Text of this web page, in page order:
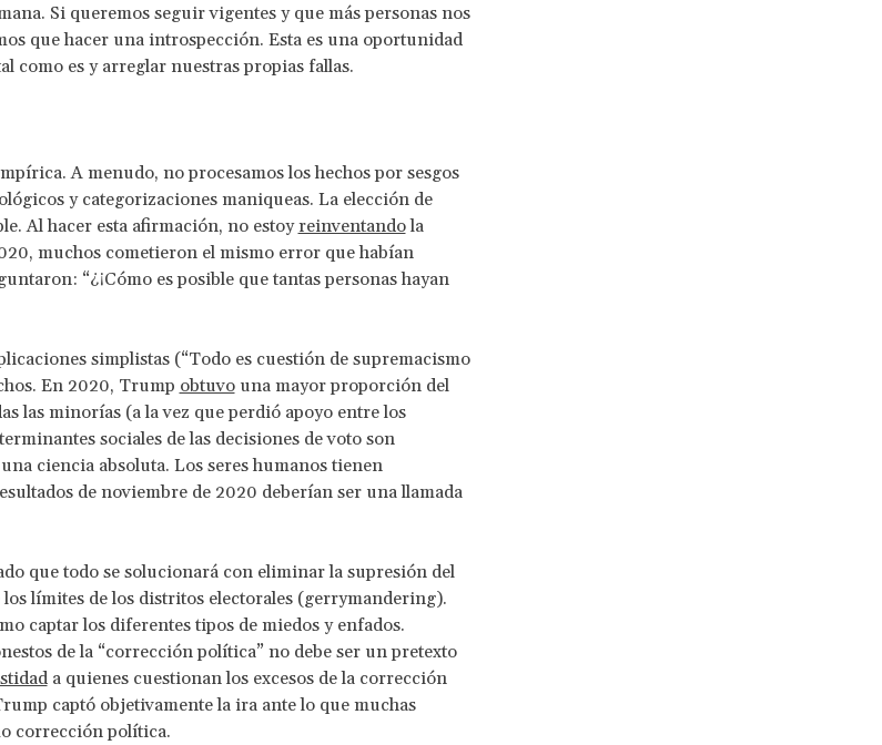
Si queremos seguir vigentes y que más personas nos
que hacer una introspección. Esta es una oportunidad
como es y arreglar nuestras propias fallas.
A menudo, no procesamos los hechos por sesgos
y categorizaciones maniqueas. La elección de
Al hacer esta afirmación, no estoyreinventandola
muchos cometieron el mismo error que habían
“¿¡Cómo es posible que tantas personas hayan
simplistas (“Todo es cuestión de supremacismo
En 2020, Trump obtuvouna mayor proporción del
las minorías (a la vez que perdió apoyo entre los
sociales de las decisiones de voto son
ciencia absoluta. Los seres humanos tienen
de noviembre de 2020 deberían ser una llamada
que todo se solucionará con eliminar la supresión del
límites de los distritos electorales (gerrymandering).
captar los diferentes tipos de miedos y enfados.
de la “corrección política” no debe ser un pretexto
a quienes cuestionan los excesos de la corrección
captó objetivamente la ira ante lo que muchas
corrección política.